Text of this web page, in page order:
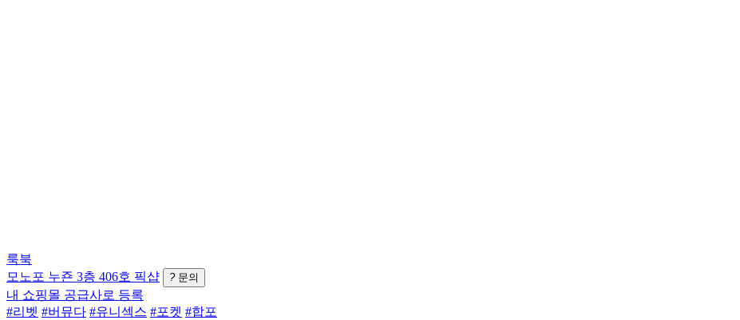
룩북
모노포 누죤 3층 406호 픽샵 ? 문의
내 쇼핑몰 공급사로 등록
#리벳 #버뮤다 #유니섹스 #포켓 #합포